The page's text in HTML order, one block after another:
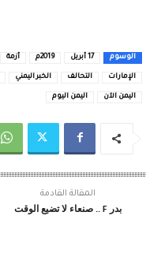
الوسوم 17 أبريل 2019م أزمة
الإمارات التحالف الخبر اليمني
اليمن الآن اليمن اليوم
المقالة القادمة
بدر F .. صنعاء لا تضيع الوقت